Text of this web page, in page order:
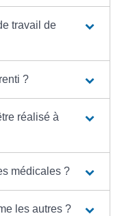
travail de
?
réalisé à
médicales ?
les autres ?